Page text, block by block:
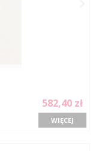
582,40 zł
WIĘCEJ